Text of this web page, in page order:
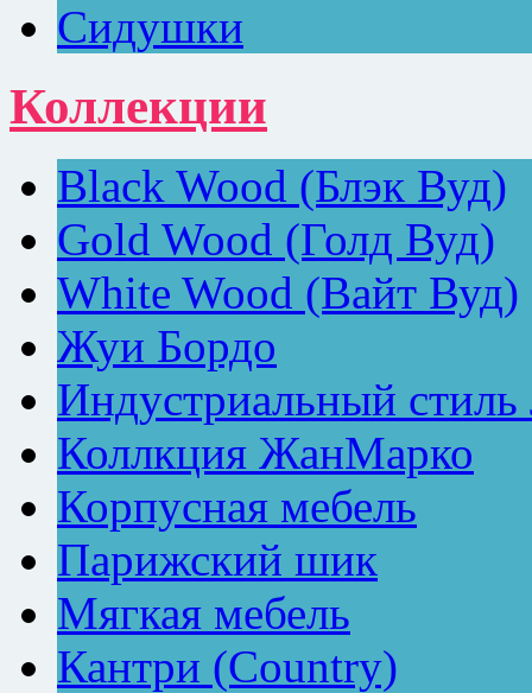
Сидушки
Коллекции
Black Wood (Блэк Вуд)
Gold Wood (Голд Вуд)
White Wood (Вайт Вуд)
Жуи Бордо
Индустриальный
Коллкция ЖанМарко
Корпусная мебель
Парижский шик
Мягкая мебель
Кантри (Country)